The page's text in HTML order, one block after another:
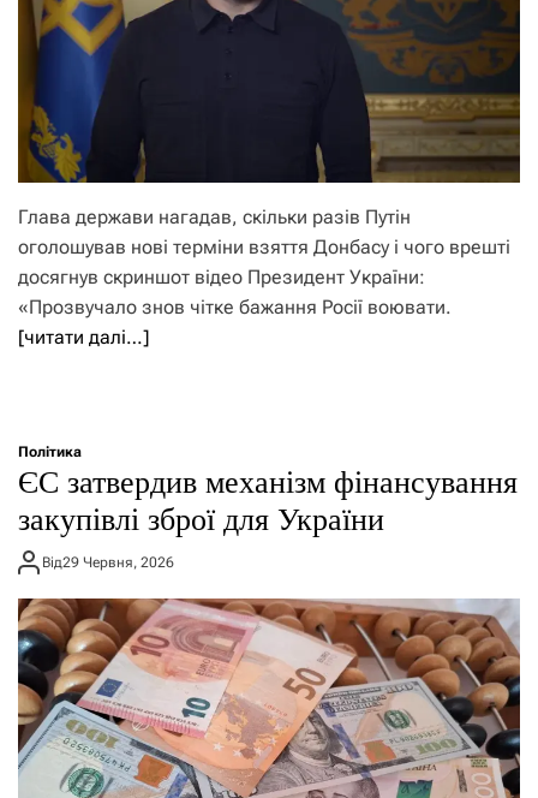
Глава держави нагадав, скільки разів Путін
оголошував нові терміни взяття Донбасу і чого врешті
досягнув скриншот відео Президент України:
«Прозвучало знов чітке бажання Росії воювати.
[читати далі…]
Політика
ЄС затвердив механізм фінансування
закупівлі зброї для України
Від29 Червня, 2026